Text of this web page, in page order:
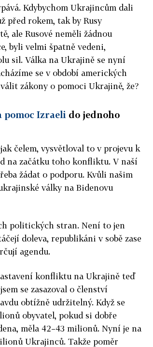
Kdybychom Ukrajincům dali
před rokem, tak by Rusy
ale Rusové neměli žádnou
byli velmi špatně vedeni,
sil. Válka na Ukrajině se nyní
se v období amerických
zákony o pomoci Ukrajině, že?
pomoc Izraeli do jednoho
čelem, vysvětloval to v projevu k
na začátku toho konfliktu. V naší
žádat o podporu. Kvůli našim
války na Bidenovu
politických stran. Není to jen
doleva, republikáni v sobě zase
agendu.
konfliktu na Ukrajině teď
se zasazoval o členství
obtížně udržitelný. Když se
obyvatel, pokud si dobře
měla 42–43 milionů. Nyní je na
Ukrajinců. Takže poměr